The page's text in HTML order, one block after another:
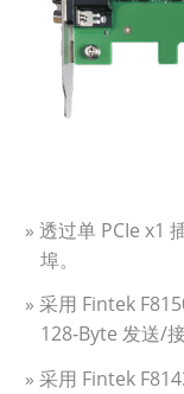
» 透过单 PCIe x1
埠。
» 采用 Fintek
128‑Byte 发送/接
» 采用 Fintek